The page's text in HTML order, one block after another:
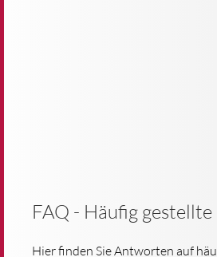
FAQ - Häufig gestellte
Hier finden Sie Antworten auf